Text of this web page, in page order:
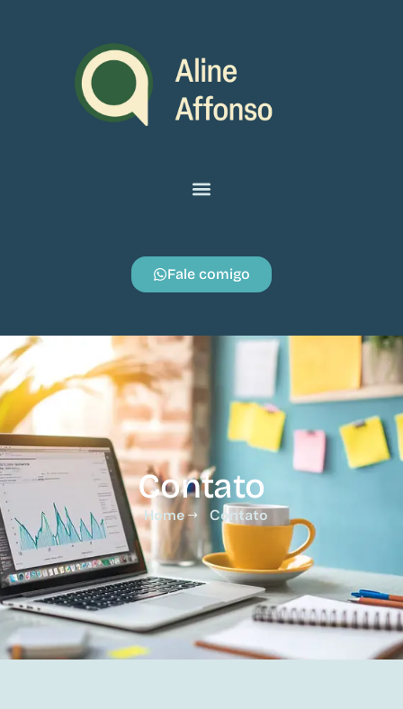
Fale comigo
Contato
Home Contato